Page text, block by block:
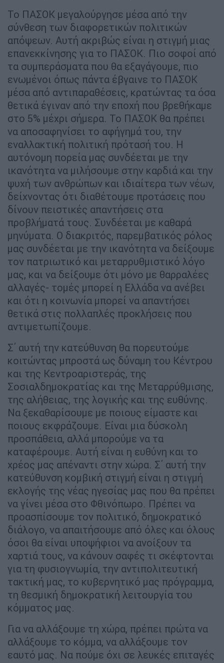
Το ΠΑΣΟΚ μεγαλούργησε μέσα από την
σύνθεση των διαφορετικών πολιτικών
απόψεων. Αυτή ακριβώς είναι η στιγμή μιας
επανεκκίνησης για το ΠΑΣΟΚ. Πιο σοφοί από
τα συμπεράσματα που θα εξαγάγουμε, πιο
ενωμένοι όπως πάντα έβγαινε το ΠΑΣΟΚ
μέσα από αντιπαραθέσεις, κρατώντας τα όσα
θετικά έγιναν από την εποχή που βρεθήκαμε
στο 5% μέχρι σήμερα. Το ΠΑΣΟΚ θα πρέπει
να αποσαφηνίσει το αφήγημά του, την
εναλλακτική πολιτική πρότασή του. Η
αυτόνομη πορεία μας συνδέεται με την
ικανότητα να μιλήσουμε στην καρδιά και την
ψυχή των ανθρώπων και ιδιαίτερα των νέων,
δείχνοντας ότι διαθέτουμε προτάσεις που
δίνουν πειστικές απαντήσεις στα
προβλήματά τους. Συνδέεται με καθαρά
μηνύματα. Ο διακριτός, παρεμβατικός ρόλος
μας συνδέεται με την ικανότητα να δείξουμε
τον πατριωτικό και μεταρρυθμιστικό λόγο
μας, και να δείξουμε ότι μόνο με θαρραλέες
αλλαγές- τομές μπορεί η Ελλάδα να ανέβει
και ότι η κοινωνία μπορεί να απαντήσει
θετικά στις πολλαπλές προκλήσεις που
αντιμετωπίζουμε.
Σ΄ αυτή την κατεύθυνση θα πορευτούμε
κοιτώντας μπροστά ως δύναμη του Κέντρου
και της Κεντροαριστεράς, της
Σοσιαλδημοκρατίας και της Μεταρρύθμισης,
της αλήθειας, της λογικής και της ευθύνης.
Να ξεκαθαρίσουμε με ποιους είμαστε και
ποιους εκφράζουμε. Είναι μια δύσκολη
προσπάθεια, αλλά μπορούμε να τα
καταφέρουμε. Αυτή είναι η ευθύνη και το
χρέος μας απέναντι στην χώρα. Σ΄ αυτή την
κατεύθυνση κομβική στιγμή είναι η στιγμή
εκλογής της νέας ηγεσίας μας που θα πρέπει
να γίνει μέσα στο Φθινόπωρο. Πρέπει να
προασπίσουμε τον πολιτικό, δημοκρατικό
διάλογο, να απαιτήσουμε από όλες και όλους
όσοι θα είναι υποψήφιοι να ανοίξουν τα
χαρτιά τους, να κάνουν σαφές τι σκέφτονται
για τη φυσιογνωμία, την αντιπολιτευτική
τακτική μας, το κυβερνητικό μας πρόγραμμα,
τη θεσμική δημοκρατική λειτουργία του
κόμματος μας.
Για να αλλάξουμε τη χώρα, πρέπει πρώτα να
αλλάξουμε το κόμμα, να αλλάξουμε τον
εαυτό μας. Να πούμε όχι σε λευκές επιταγές